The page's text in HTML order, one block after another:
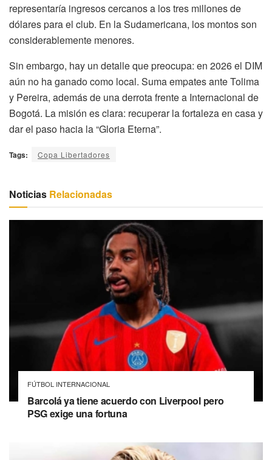
representaría ingresos cercanos a los tres millones de
dólares para el club. En la Sudamericana, los montos son
considerablemente menores.
Sin embargo, hay un detalle que preocupa: en 2026 el DIM
aún no ha ganado como local. Suma empates ante Tolima
y Pereira, además de una derrota frente a Internacional de
Bogotá. La misión es clara: recuperar la fortaleza en casa y
dar el paso hacia la “Gloria Eterna”.
Tags: Copa Libertadores
Noticias Relacionadas
FÚTBOL INTERNACIONAL
Barcolá ya tiene acuerdo con Liverpool pero
PSG exige una fortuna